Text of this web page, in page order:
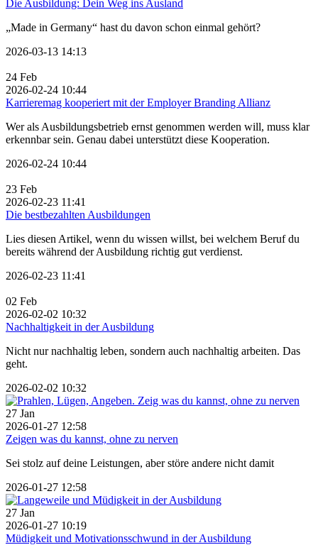
Die Ausbildung: Dein Weg ins Ausland
„Made in Germany“ hast du davon schon einmal gehört?
2026-03-13 14:13
24 Feb
2026-02-24 10:44
Karrieremag kooperiert mit der Employer Branding Allianz
Wer als Ausbildungsbetrieb ernst genommen werden will, muss klar
erkennbar sein. Genau dabei unterstützt diese Kooperation.
2026-02-24 10:44
23 Feb
2026-02-23 11:41
Die bestbezahlten Ausbildungen
Lies diesen Artikel, wenn du wissen willst, bei welchem Beruf du
bereits während der Ausbildung richtig gut verdienst.
2026-02-23 11:41
02 Feb
2026-02-02 10:32
Nachhaltigkeit in der Ausbildung
Nicht nur nachhaltig leben, sondern auch nachhaltig arbeiten. Das
geht.
2026-02-02 10:32
27 Jan
2026-01-27 12:58
Zeigen was du kannst, ohne zu nerven
Sei stolz auf deine Leistungen, aber störe andere nicht damit
2026-01-27 12:58
27 Jan
2026-01-27 10:19
Müdigkeit und Motivationsschwund in der Ausbildung